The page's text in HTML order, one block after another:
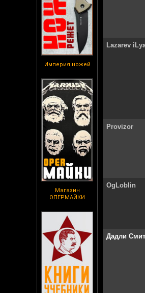
Империя ножей
Магазин
ОПЕРМАЙКИ
Lazarev
Provizor
OgLoblin
Дадли Смит